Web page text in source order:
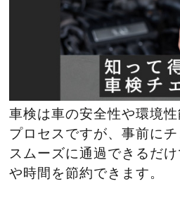
車検は車の安全性や環境
プロセスですが、事前に
スムーズに通過できるだ
や時間を節約できます。